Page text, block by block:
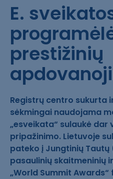
E.
prestižinių
Registrų centro sukurta
sėkmingai naudojama
„esveikata“ sulaukė
pripažinimo. Lietuvoje
pateko į Jungtinių
pasaulinių skaitmeninių
„World Summit